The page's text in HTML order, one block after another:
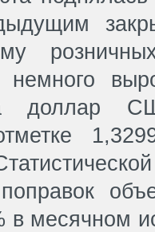
немного
доллар
в месячном